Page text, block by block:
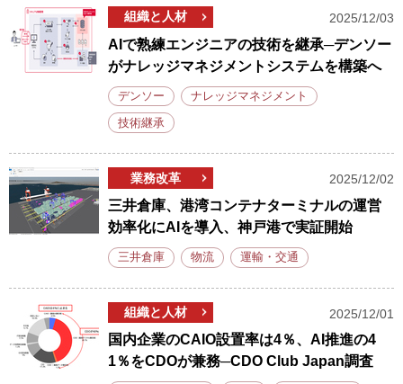
組織と人材 2025/12/03
AIで熟練エンジニアの技術を継承─デンソー
がナレッジマネジメントシステムを構築へ
デンソー ナレッジマネジメント
技術継承
業務改革 2025/12/02
三井倉庫、港湾コンテナターミナルの運営
効率化にAIを導入、神戸港で実証開始
三井倉庫 物流 運輸・交通
組織と人材 2025/12/01
国内企業のCAIO設置率は4％、AI推進の4
1％をCDOが兼務─CDO Club Japan調査